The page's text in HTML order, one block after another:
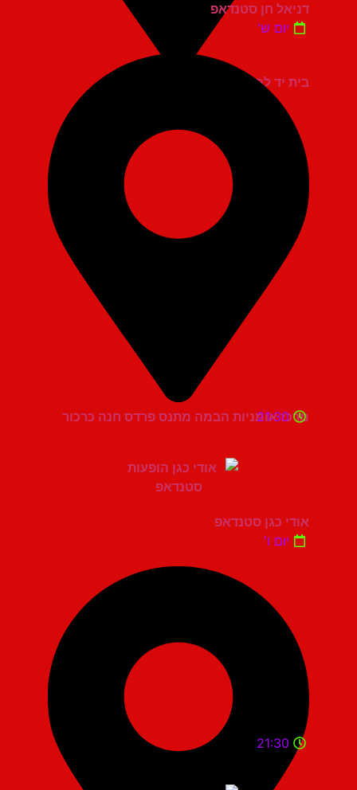
בית יד לבנים אשדוד
דניאל חן סטנדאפ
יום ש'
מרכז אומניות הבמה מתנס פרדס חנה כרכור
21:30
אודי כגן סטנדאפ
יום ו'
21:30